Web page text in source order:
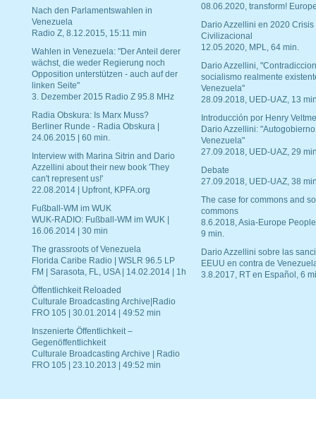
Nach den Parlamentswahlen in
Venezuela
Radio Z, 8.12.2015, 15:11 min
Wahlen in Venezuela: "Der Anteil derer
wächst, die weder Regierung noch
Opposition unterstützen - auch auf der
linken Seite"
3. Dezember 2015 Radio Z 95.8 MHz
Radia Obskura: Is Marx Muss?
Berliner Runde - Radia Obskura |
24.06.2015 | 60 min.
Interview with Marina Sitrin and Dario
Azzellini about their new book 'They
can't represent us!'
22.08.2014 | Upfront, KPFA.org
Fußball-WM im WUK
WUK-RADIO: Fußball-WM im WUK |
16.06.2014 | 30 min
The grassroots of Venezuela
Florida Caribe Radio | WSLR 96.5 LP
FM | Sarasota, FL, USA | 14.02.2014 | 1h
Öffentlichkeit Reloaded
Culturale Broadcasting Archive|Radio
FRO 105 | 30.01.2014 | 49:52 min
Inszenierte Öffentlichkeit –
Gegenöffentlichkeit
Culturale Broadcasting Archive | Radio
FRO 105 | 23.10.2013 | 49:52 min
08.06.2020, transform!
Dario Azzellini en 2020 Crisis
Civilizacional
12.05.2020, MPL, 64 min.
Dario Azzellini,
socialismo realmente
Venezuela"
28.09.2018, UED-UAZ, 13
Introducción por Henry
Dario Azzellini:
Venezuela"
27.09.2018, UED-UAZ, 29
Debate
27.09.2018, UED-UAZ, 38
The case for commons and
commons
8.6.2018, Asia-Europe
9 min.
Dario Azzellini sobre las
EEUU en contra de
3.8.2017, RT en Español, 6